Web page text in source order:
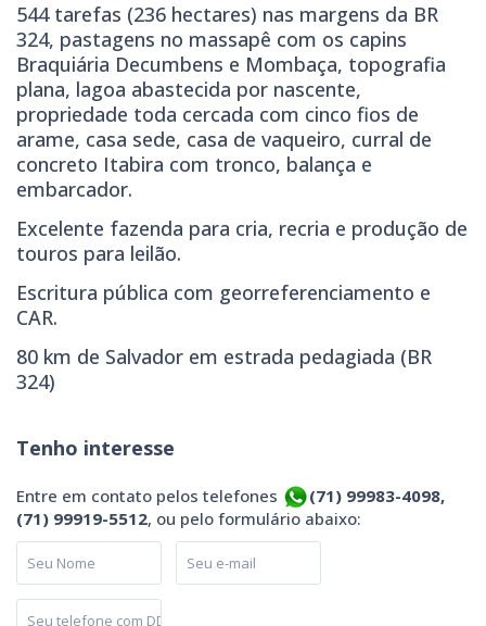
544 tarefas (236 hectares) nas margens da BR
324, pastagens no massapê com os capins
Braquiária Decumbens e Mombaça, topografia
plana, lagoa abastecida por nascente,
propriedade toda cercada com cinco fios de
arame, casa sede, casa de vaqueiro, curral de
concreto Itabira com tronco, balança e
embarcador.
Excelente fazenda para cria, recria e produção de
touros para leilão.
Escritura pública com georreferenciamento e
CAR.
80 km de Salvador em estrada pedagiada (BR
324)
Tenho interesse
Entre em contato pelos telefones
(71) 99983-4098,
(71) 99919-5512, ou pelo formulário abaixo: